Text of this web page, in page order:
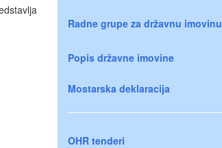
Radne grupe za državnu imovinu
Popis državne imovine
Mostarska deklaracija
OHR tenderi